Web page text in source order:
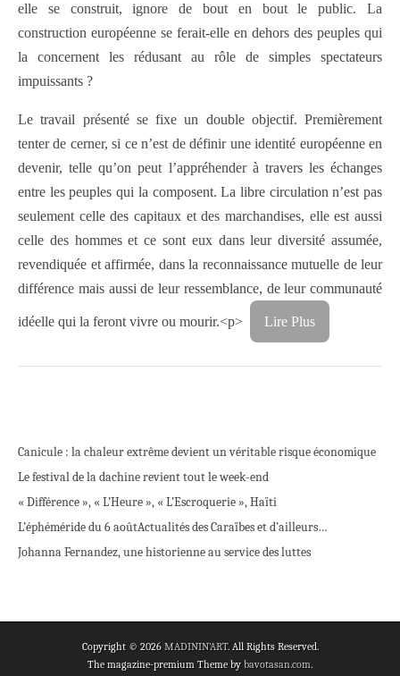
elle se construit, ignore de bout en bout le public. La
construction européenne se ferait-elle en dehors des peuples qui
la concernent les rédusant au rôle de simples spectateurs
impuissants ?
Le travail présenté se fixe un double objectif. Premièrement
tenter de cerner, si ce n’est de définir une identité européenne en
devenir, telle qu’on peut l’appréhender à travers les échanges
entre les peuples qui la composent. La libre circulation n’est pas
seulement celle des capitaux et des marchandises, elle est aussi
celle des hommes et ce sont eux dans leur diversité assumée,
revendiquée et affirmée, dans la reconnaissance mutuelle de leur
différence mais aussi de leur ressemblance, de leur communauté
idéelle qui la feront vivre ou mourir.<p> Lire Plus
Canicule : la chaleur extrême devient un véritable risque économique
Le festival de la dachine revient tout le week-end
« Différence », « L’Heure », « L’Escroquerie », Haïti
L’éphéméride du 6 aoûtActualités des Caraïbes et d’ailleurs…
Johanna Fernandez, une historienne au service des luttes
Copyright © 2026 MADININ'ART. All Rights Reserved.
The magazine-premium Theme by bavotasan.com.